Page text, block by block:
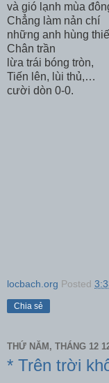
và gió lạnh mùa
Chẳng làm nản chí
những anh hùng
Chân trần
lừa trái bóng tròn,
Tiến lên, lùi thủ,…
cười dòn 0-0.
locbach.org Posted
Chia sẻ
THỨ NĂM, THÁNG 12
* Trên trời